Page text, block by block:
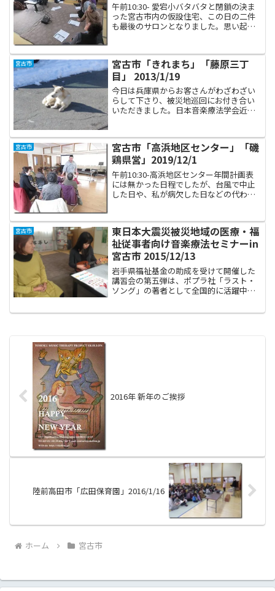
午前10:30- 愛宕小バタバタと閉鎖の決ま
った宮古市内の仮設住宅、この日の二件
も最後のサロンとなりました。思い起こ
人で途方に暮れながら談話室で一時間過
ごしたものです。...
宮古市
宮古市「きれまち」「藤原三丁
目」 2013/1/19
今日は兵庫県からお客さんがわざわざい
らして下さり、被災地巡回にお付き合い
いただきました。日本音楽療法学会近畿
ていただいた時からの御縁です。午前
10:30-11:30 ...
宮古市
宮古市「高浜地区センター」「磯
鶏県営」2019/12/1
午前10:30-高浜地区センター年間計画表
には無かった日程でしたが、台風で中止
した日や、私が病欠した日などの代わり
何か住民の皆さんが料理を作っているの
が見えました。お昼...
宮古市
東日本大震災被災地域の医療・福
祉従事者向け音楽療法セミナーin
宮古市 2015/12/13
岩手県福祉基金の助成を受けて開催した
講習会の第五弾は、ポプラ社「ラスト・
ソング」の著者として全国的に活躍中の
2016年 新年のご挨拶
陸前高田市「広田保育園」2016/1/16
ホーム 宮古市